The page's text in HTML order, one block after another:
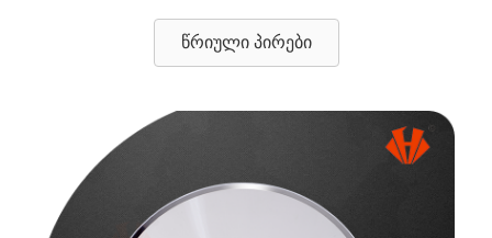
წრიული პირები